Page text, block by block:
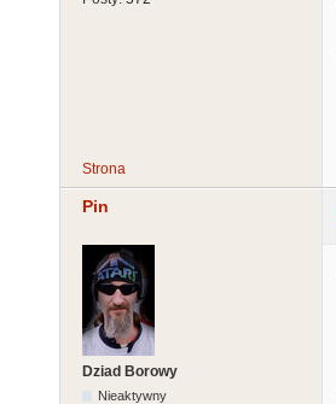
Strona
Pin
Dziad Borowy
Nieaktywny